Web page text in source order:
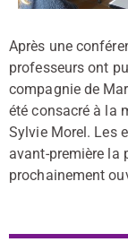
Après une
professeurs ont
compagnie de
été consacré à la
Sylvie Morel. Les
avant-première la
prochainement